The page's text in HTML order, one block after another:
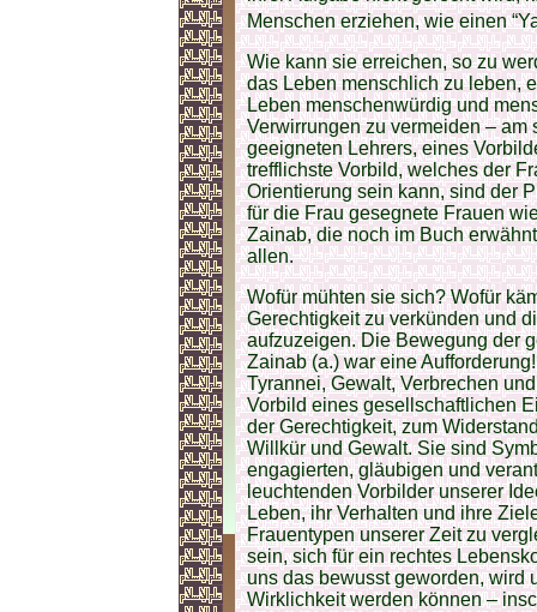
Menschen erziehen, wie einen
Wie kann sie erreichen, so zu
das Leben menschlich zu leben,
Leben menschenwürdig und
Verwirrungen zu vermeiden –
geeigneten Lehrers, eines
trefflichste Vorbild, welches der
Orientie­rung sein kann, sind der
für die Frau gesegnete Frauen
Zainab, die noch im Buch
allen.
Wofür mühten sie sich? Wofür
Gerechtigkeit zu verkünden und
aufzuzeigen. Die Bewegung der
Zainab (a.) war eine
Tyrannei, Gewalt, Verbrechen
Vorbild eines gesellschaftlichen
der Gerechtigkeit, zum
Willkür und Gewalt. Sie sind
engagierten, gläubigen und
leuchtenden Vorbilder unserer
Leben, ihr Verhalten und ihre
Frauentypen unserer Zeit zu
sein, sich für ein rechtes
uns das bewusst geworden, wird
Wirklichkeit werden können –